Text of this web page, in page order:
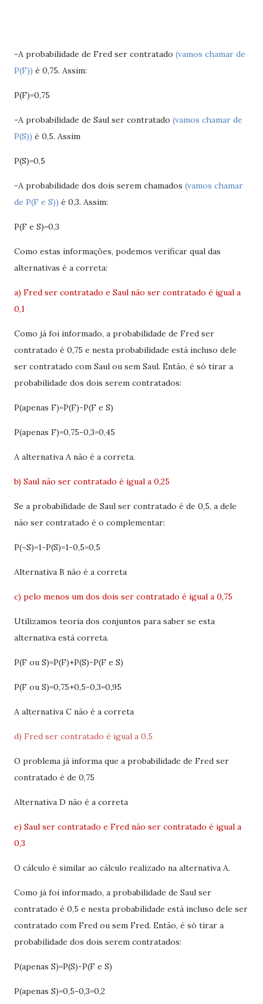
-A probabilidade de Fred ser contratado (vamos chamar de
P(F)) é 0,75. Assim:
P(F)=0,75
-A probabilidade de Saul ser contratado (vamos chamar de
P(S)) é 0,5. Assim
P(S)=0,5
-A probabilidade dos dois serem chamados (vamos chamar
de P(F e S)) é 0,3. Assim:
P(F e S)=0,3
Como estas informações, podemos verificar qual das
alternativas é a correta:
a) Fred ser contratado e Saul não ser contratado é igual a
0,1
Como já foi informado, a probabilidade de Fred ser
contratado é 0,75 e nesta probabilidade está incluso dele
ser contratado com Saul ou sem Saul. Então, é só tirar a
probabilidade dos dois serem contratados:
P(apenas F)=P(F)-P(F e S)
P(apenas F)=0,75-0,3=0,45
A alternativa A não é a correta.
b) Saul não ser contratado é igual a 0,25
Se a probabilidade de Saul ser contratado é de 0,5, a dele
não ser contratado é o complementar:
P(~S)=1-P(S)=1-0,5=0,5
Alternativa B não é a correta
c) pelo menos um dos dois ser contratado é igual a 0,75
Utilizamos teoria dos conjuntos para saber se esta
alternativa está correta.
P(F ou S)=P(F)+P(S)-P(F e S)
P(F ou S)=0,75+0,5-0,3=0,95
A alternativa C não é a correta
d) Fred ser contratado é igual a 0,5
O problema já informa que a probabilidade de Fred ser
contratado é de 0,75
Alternativa D não é a correta
e) Saul ser contratado e Fred não ser contratado é igual a
0,3
O cálculo é similar ao cálculo realizado na alternativa A.
Como já foi informado, a probabilidade de Saul ser
contratado é 0,5 e nesta probabilidade está incluso dele ser
contratado com Fred ou sem Fred. Então, é só tirar a
probabilidade dos dois serem contratados:
P(apenas S)=P(S)-P(F e S)
P(apenas S)=0,5-0,3=0,2